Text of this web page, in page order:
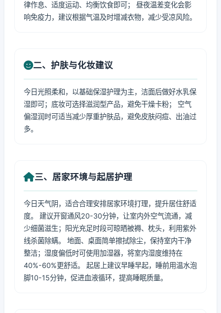
律作息、适度运动、均衡饮食即可； 昼夜温差变化会影
响免疫力，建议根据气温及时增减衣物，减少受凉风险。
二、护肤与化妆建议
今日光照柔和，以基础保湿护理为主，洁面后做好水乳保
湿即可；底妆可选择滋润型产品，避免干燥卡粉； 空气
偏湿润时可适当减少厚重护肤品，避免皮肤闷痘、出油过
多。
三、居家环境与起居护理
今日天气阴，适合合理安排居家环境打理，提升居住舒适
度。 建议开窗通风20-30分钟，让室内外空气流通，减
少细菌滋生；阳光充足时段可晾晒被褥、枕头，利用紫外
线杀菌除螨。 地面、桌面简单擦拭除尘，保持室内干净
整洁；湿度偏低时可使用加湿器，将室内湿度维持在
40%-60%更舒适。 起居上建议早睡早起，睡前用温水泡
脚10-15分钟，促进血液循环，提高睡眠质量。